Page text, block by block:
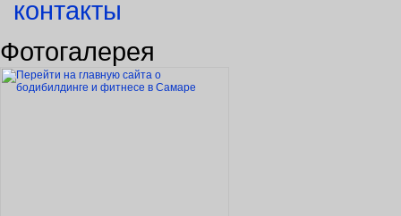
контакты
Фотогалерея